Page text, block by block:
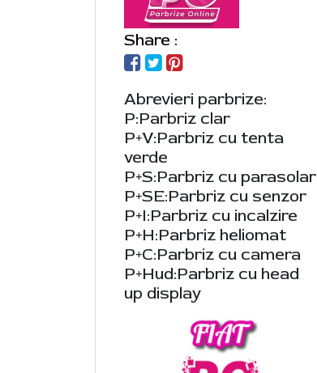
Share :
Abrevieri parbrize:
P:Parbriz clar
P+V:Parbriz cu tenta
verde
P+S:Parbriz cu parasolar
P+SE:Parbriz cu senzor
P+I:Parbriz cu incalzire
P+H:Parbriz heliomat
P+C:Parbriz cu camera
P+Hud:Parbriz cu head
up display